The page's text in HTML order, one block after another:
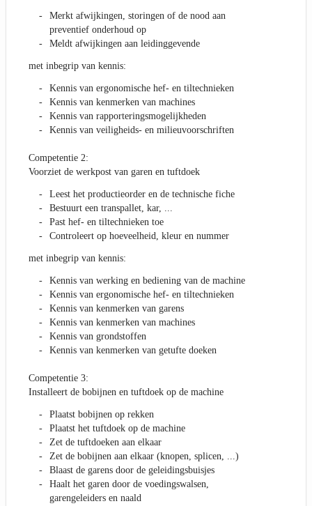
Merkt afwijkingen, storingen of de nood aan
preventief onderhoud op
Meldt afwijkingen aan leidinggevende
met inbegrip van kennis:
Kennis van ergonomische hef- en tiltechnieken
Kennis van kenmerken van machines
Kennis van rapporteringsmogelijkheden
Kennis van veiligheids- en milieuvoorschriften
Competentie 2:
Voorziet de werkpost van garen en tuftdoek
Leest het productieorder en de technische fiche
Bestuurt een transpallet, kar, ...
Past hef- en tiltechnieken toe
Controleert op hoeveelheid, kleur en nummer
met inbegrip van kennis:
Kennis van werking en bediening van de machine
Kennis van ergonomische hef- en tiltechnieken
Kennis van kenmerken van garens
Kennis van kenmerken van machines
Kennis van grondstoffen
Kennis van kenmerken van getufte doeken
Competentie 3:
Installeert de bobijnen en tuftdoek op de machine
Plaatst bobijnen op rekken
Plaatst het tuftdoek op de machine
Zet de tuftdoeken aan elkaar
Zet de bobijnen aan elkaar (knopen, splicen, ...)
Blaast de garens door de geleidingsbuisjes
Haalt het garen door de voedingswalsen,
garengeleiders en naald